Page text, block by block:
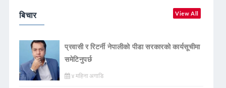
बिचार View All
प्रवासी र रिटर्नी नेपालीको पीडा सरकारको कार्यसूचीमा
समेटिनुपर्छ
४ महिना अगाडि